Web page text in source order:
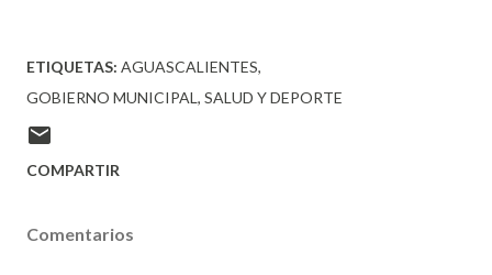
ETIQUETAS: AGUASCALIENTES
GOBIERNO MUNICIPAL SALUD Y DEPORTE
COMPARTIR
Comentarios